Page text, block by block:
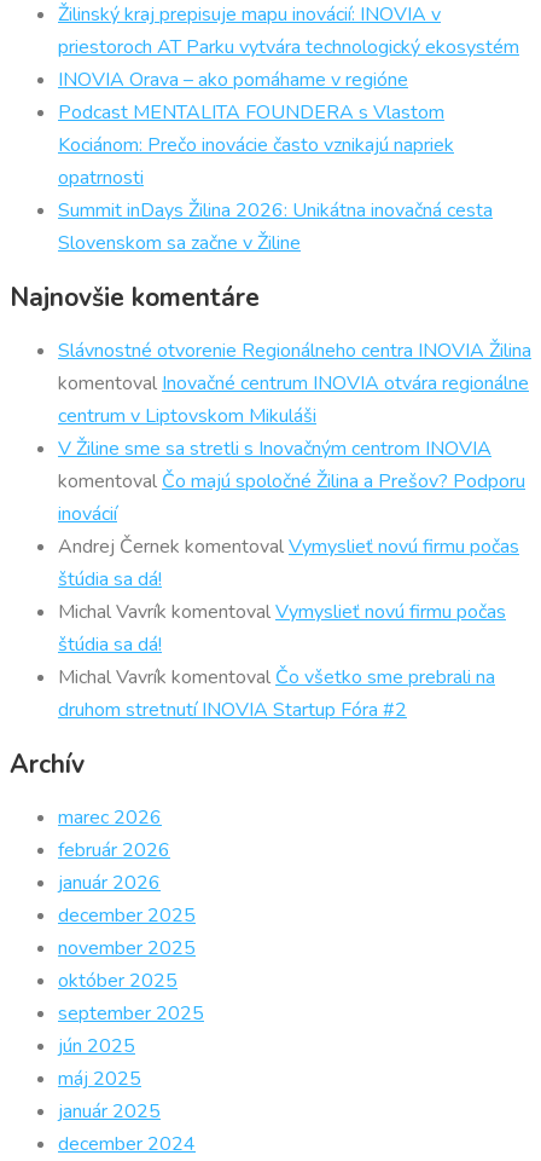
Žilinský kraj prepisuje mapu inovácií: INOVIA v
priestoroch AT Parku vytvára technologický ekosystém
INOVIA Orava – ako pomáhame v regióne
Podcast MENTALITA FOUNDERA s Vlastom
Kociánom: Prečo inovácie často vznikajú napriek
opatrnosti
Summit inDays Žilina 2026: Unikátna inovačná cesta
Slovenskom sa začne v Žiline
Najnovšie komentáre
Slávnostné otvorenie Regionálneho centra INOVIA Žilina
komentoval Inovačné centrum INOVIA otvára regionálne
centrum v Liptovskom Mikuláši
V Žiline sme sa stretli s Inovačným centrom INOVIA
komentoval Čo majú spoločné Žilina a Prešov? Podporu
inovácií
Andrej Černek komentovalVymyslieť novú firmu počas
štúdia sa dá!
Michal Vavrík komentovalVymyslieť novú firmu počas
štúdia sa dá!
Michal Vavrík komentoval Čo všetko sme prebrali na
druhom stretnutí INOVIA Startup Fóra #2
Archív
marec 2026
február 2026
január 2026
december 2025
november 2025
október 2025
september 2025
jún 2025
máj 2025
január 2025
december 2024